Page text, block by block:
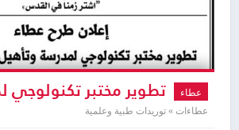
عطاء تطوير مختبر تكنولوجي
وتأهيل وحدات صحية
عطاءات » توريدات طبية وعلمية